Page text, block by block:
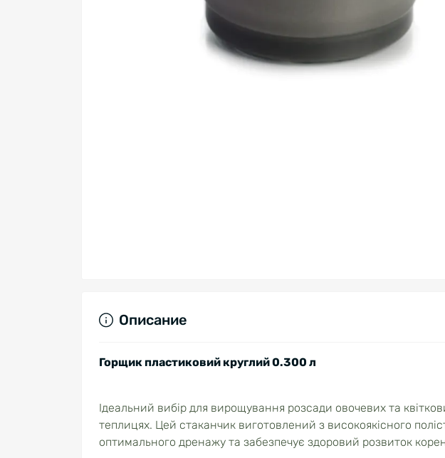
Описание
Горщик пластиковий круглий 0.300 л
Ідеальний вибір для вирощування розсади овочевих та
теплицях. Цей стаканчик виготовлений з високоякісного
оптимального дренажу та забезпечує здоровий розвиток